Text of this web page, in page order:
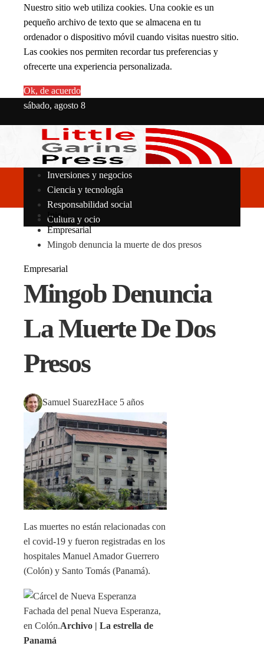
Nuestro sitio web utiliza cookies. Una cookie es un
pequeño archivo de texto que se almacena en tu
ordenador o dispositivo móvil cuando visitas nuestro sitio.
Las cookies nos permiten recordar tus preferencias y
ofrecerte una experiencia personalizada.
Ok, de acuerdo
sábado, agosto 8
Inversiones y negocios
Ciencia y tecnología
Responsabilidad social
Cultura y ocio
Inicio
Empresarial
Mingob denuncia la muerte de dos presos
Empresarial
Mingob Denuncia
La Muerte De Dos
Presos
Samuel SuarezHace 5 años
Las muertes no están relacionadas con
el covid-19 y fueron registradas en los
hospitales Manuel Amador Guerrero
(Colón) y Santo Tomás (Panamá).
Fachada del penal Nueva Esperanza,
en Colón.Archivo | La estrella de
Panamá